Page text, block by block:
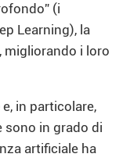
(i
Learning), la
migliorando i loro
e, in particolare,
sono in grado di
artificiale ha